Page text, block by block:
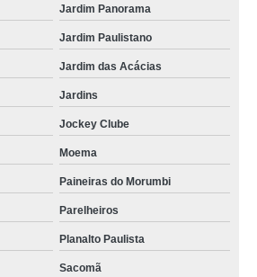
Jardim Panorama
Jardim Paulistano
Jardim das Acácias
Jardins
Jockey Clube
Moema
Paineiras do Morumbi
Parelheiros
Planalto Paulista
Sacomã